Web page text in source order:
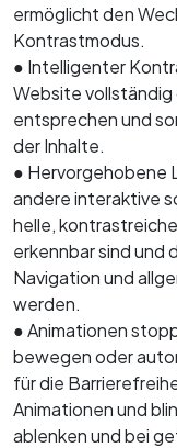
ermöglicht den
Kontrastmodus.
● Intelligenter
Website
entsprechen und
der Inhalte.
● Hervorgehobene
andere interaktive
helle,
erkennbar sind und
Navigation und
werden.
● Animationen
bewegen oder
für die
Animationen und
ablenken und bei